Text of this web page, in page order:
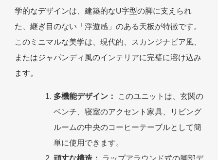
学的なデザインは、建築的なU字型の脚に支えられ
た、継ぎ目のない「浮遊感」のある天板が特徴です。
このミニマルな美学は、現代的、スカンジナビア風、
またはジャパンディ風のインテリアに完璧に溶け込み
ます。
多機能デザイン：
このユニットは、玄関の
ベンチ、寝室のアクセント家具、リビング
ルームの中央のコーヒーテーブルとして簡
単に使用できます。
頑丈な構造：
ラップアラウンド式の脚部デ